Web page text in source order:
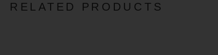
RELATED PRODUCTS